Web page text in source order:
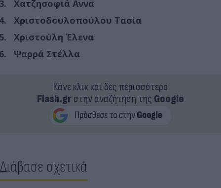
Χατζησοφιά Αννα
Χριστοδουλοπούλου Τασία
Χριστούλη Έλενα
Ψαρρά Στέλλα
Κάνε κλικ και δες περισσότερο
Flash.grστην αναζήτηση της Google
Διάβασε σχετικά